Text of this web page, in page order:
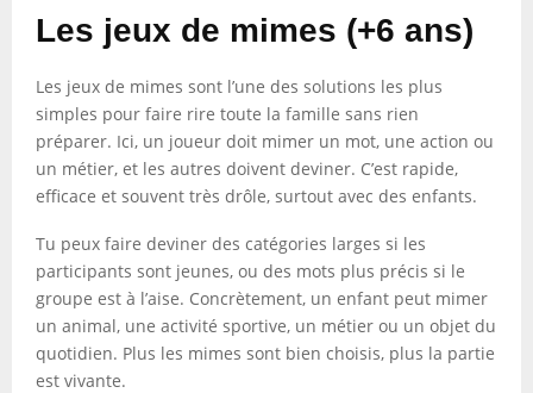
Les jeux de mimes (+6 ans)
Les jeux de mimes sont l’une des solutions les plus
simples pour faire rire toute la famille sans rien
préparer. Ici, un joueur doit mimer un mot, une action ou
un métier, et les autres doivent deviner. C’est rapide,
efficace et souvent très drôle, surtout avec des enfants.
Tu peux faire deviner des catégories larges si les
participants sont jeunes, ou des mots plus précis si le
groupe est à l’aise. Concrètement, un enfant peut mimer
un animal, une activité sportive, un métier ou un objet du
quotidien. Plus les mimes sont bien choisis, plus la partie
est vivante.